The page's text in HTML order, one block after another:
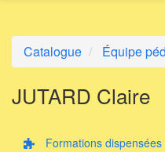
Catalogue Équipe
JUTARD Claire
Formations dispensées